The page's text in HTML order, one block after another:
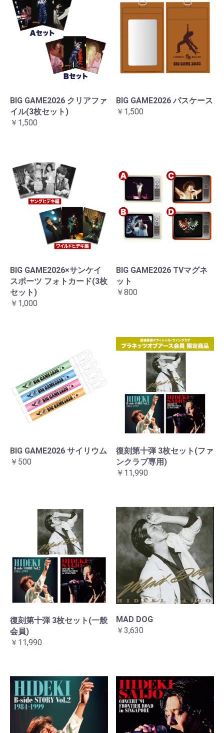
BIG GAME2026 クリアファ
イル(3枚セット)
￥1,500
BIG GAME2026 パスケース
￥1,500
BIG GAME2026×サンケイ
スポーツ フォトカード(3枚
セット)
￥1,000
BIG GAME2026 TVマグネ
ット
￥800
BIG GAME2026 サイリウム
￥500
復刻第十弾 3枚セット(ファ
ンクラブ専用)
￥11,990
復刻第十弾 3枚セット(一般
会員)
￥11,990
MAD DOG
￥3,630